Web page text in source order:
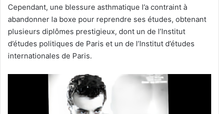
Cependant, une blessure asthmatique l’a contraint à
abandonner la boxe pour reprendre ses études, obtenant
plusieurs diplômes prestigieux, dont un de l’Institut
d’études politiques de Paris et un de l’Institut d’études
internationales de Paris.